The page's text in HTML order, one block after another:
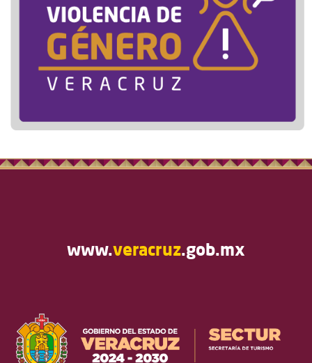
www.veracruz.gob.mx